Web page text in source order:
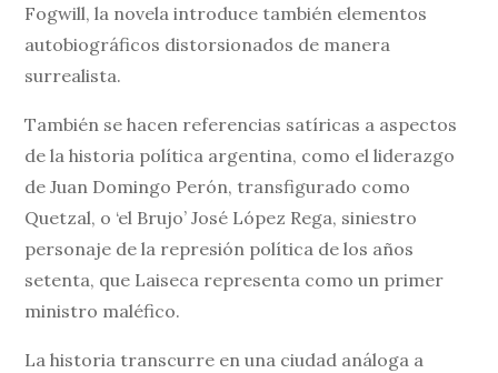
Fogwill,​ la novela introduce también elementos
autobiográficos distorsionados de manera
surrealista.
También se hacen referencias satíricas a aspectos
de la historia política argentina, como el liderazgo
de Juan Domingo Perón, transfigurado como
Quetzal, o ‘el Brujo’ José López Rega, siniestro
personaje de la represión política de los años
setenta, que Laiseca representa como un primer
ministro maléfico.
La historia transcurre en una ciudad análoga a